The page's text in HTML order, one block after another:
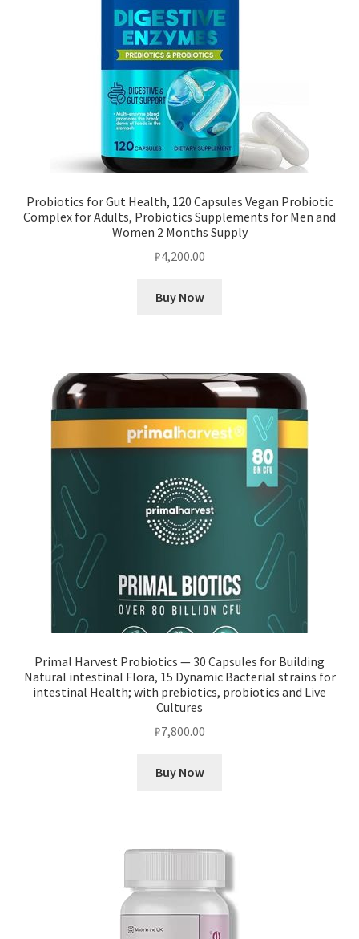
Probiotics for Gut Health, 120 Capsules Vegan Probiotic
Complex for Adults, Probiotics Supplements for Men and
Women 2 Months Supply
₽4,200.00
Buy Now
Primal Harvest Probiotics — 30 Capsules for Building
Natural intestinal Flora, 15 Dynamic Bacterial strains for
intestinal Health; with prebiotics, probiotics and Live
Cultures
₽7,800.00
Buy Now